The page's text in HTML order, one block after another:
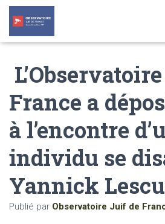
France a
à l’encontre
individu se
Yannick
Publié par Observatoire Juif de